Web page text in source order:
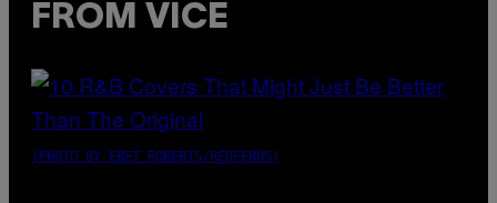
FROM VICE
(PHOTO BY EBET ROBERTS/REDFERNS)